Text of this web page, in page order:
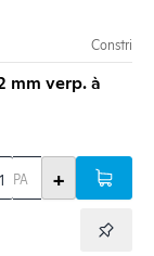
Constri
mm verp. à
PA +